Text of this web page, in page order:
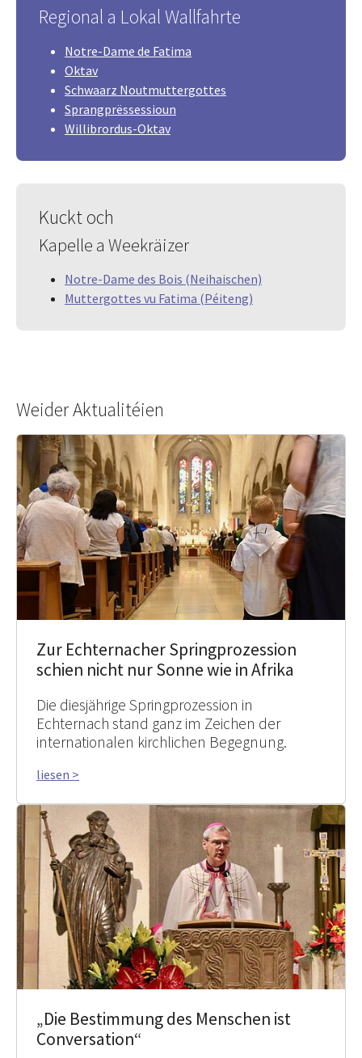
Regional a Lokal Wallfahrte
Notre-Dame de Fatima
Oktav
Schwaarz Noutmuttergottes
Sprangprëssessioun
Willibrordus-Oktav
Kuckt och
Kapelle a Weekräizer
Notre-Dame des Bois (Neihaischen)
Muttergottes vu Fatima (Péiteng)
Weider Aktualitéien
Zur Echternacher Springprozession
schien nicht nur Sonne wie in Afrika
Die diesjährige Springprozession in
Echternach stand ganz im Zeichen der
internationalen kirchlichen Begegnung.
liesen >
„Die Bestimmung des Menschen ist
Conversation“